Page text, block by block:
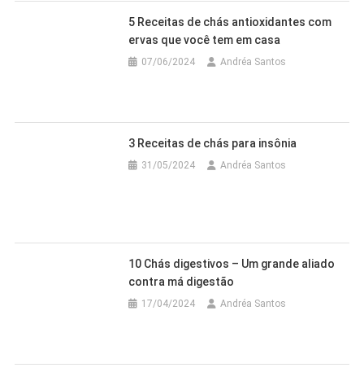
5 Receitas de chás antioxidantes com
ervas que você tem em casa
07/06/2024 Andréa Santos
3 Receitas de chás para insônia
31/05/2024 Andréa Santos
10 Chás digestivos – Um grande aliado
contra má digestão
17/04/2024 Andréa Santos